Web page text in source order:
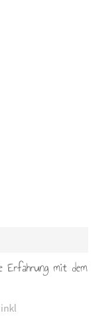
Erfahrung mit dem